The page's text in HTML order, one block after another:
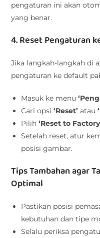
pengaturan ini akan
yang benar.
4. Reset Pengaturan
Jika langkah-langkah di
pengaturan ke default
Masuk ke menu
Cari opsi‘Reset’ atau
Pilih‘Reset to
Setelah reset, atur
posisi gambar.
Tips Tambahan agar
Optimal
Pastikan posisi
kebutuhan dan tipe
Selalu periksa